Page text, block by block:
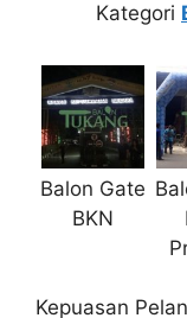
Kategori
Balon Gate
BKN
Kepuasan